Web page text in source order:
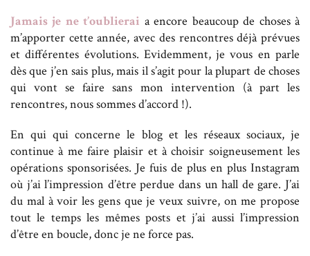
Jamais je ne t’oublierai a encore beaucoup de choses à
m’apporter cette année, avec des rencontres déjà prévues
et différentes évolutions. Evidemment, je vous en parle
dès que j’en sais plus, mais il s’agit pour la plupart de choses
qui vont se faire sans mon intervention (à part les
rencontres, nous sommes d’accord !).
En qui qui concerne le blog et les réseaux sociaux, je
continue à me faire plaisir et à choisir soigneusement les
opérations sponsorisées. Je fuis de plus en plus Instagram
où j’ai l’impression d’être perdue dans un hall de gare. J’ai
du mal à voir les gens que je veux suivre, on me propose
tout le temps les mêmes posts et j’ai aussi l’impression
d’être en boucle, donc je ne force pas.